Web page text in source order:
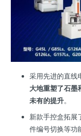
采用先进的直线
大地重塑了石墨
未有的提升。
新款手控盒拓展
件编号切换等功